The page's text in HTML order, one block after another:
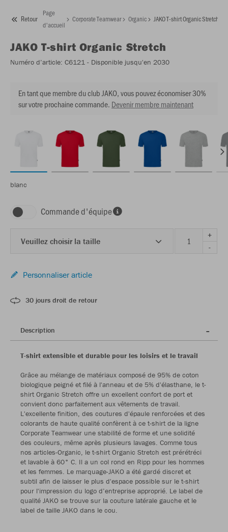
Retour
Page
d'accueil
Corporate Teamwear Organic JAKO T-shirt Organic Stretch
JAKO T-shirt Organic Stretch
Numéro d’article: C6121 - Disponible jusqu'en 2030
En tant que membre du club JAKO, vous pouvez économiser 30%
sur votre prochaine commande. Devenir membre maintenant
blanc
Commande d'équipe
Veuillez choisir la taille
+
-
Personnaliser article
30 jours droit de retour
Description
T-shirt extensible et durable pour les loisirs et le travail
Grâce au mélange de matériaux composé de 95% de coton
biologique peigné et filé à l'anneau et de 5% d'élasthane, le t-
shirt Organic Stretch offre un excellent confort de port et
convient donc parfaitement aux vêtements de travail.
L'excellente finition, des coutures d'épaule renforcées et des
colorants de haute qualité confèrent à ce t-shirt de la ligne
Corporate Teamwear une stabilité de forme et une solidité
des couleurs, même après plusieurs lavages. Comme tous
nos articles-Organic, le t-shirt Organic Stretch est prérétréci
et lavable à 60° C. Il a un col rond en Ripp pour les hommes
et les femmes. Le marquage-JAKO a été gardé discret et
subtil afin de laisser le plus d'espace possible sur le t-shirt
pour l'impression du logo d’entreprise approprié. Le label de
qualité JAKO se trouve sur la couture latérale gauche et le
label de taille JAKO dans le cou.